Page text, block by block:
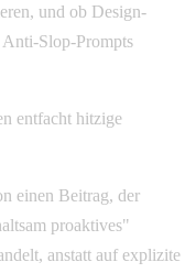
und ob Design-
Anti-Slop-Prompts
entfacht hitzige
einen Beitrag, der
proaktives"
anstatt auf explizite